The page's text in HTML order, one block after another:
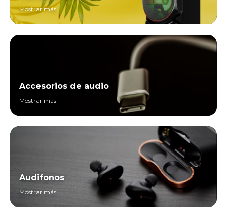
Mostrar más
Accesorios de audio
Mostrar más
Audifonos
Mostrar más